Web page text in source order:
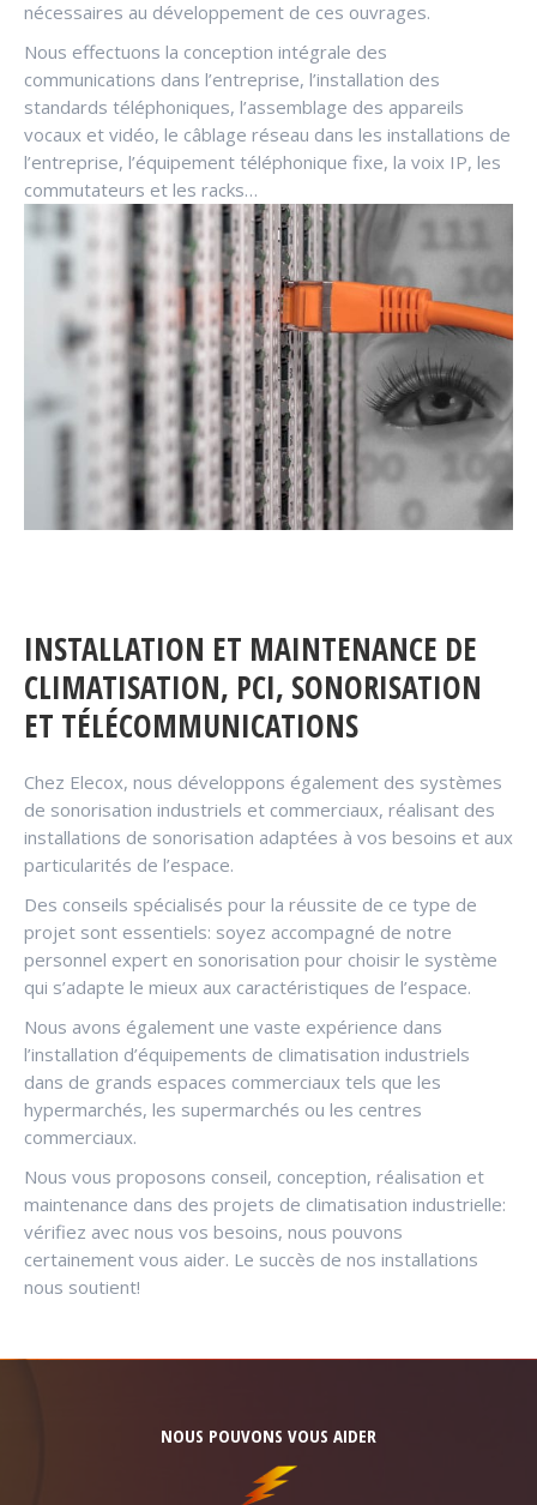
nécessaires au développement de ces ouvrages.
Nous effectuons la conception intégrale des
communications dans l’entreprise, l’installation des
standards téléphoniques, l’assemblage des appareils
vocaux et vidéo, le câblage réseau dans les installations de
l’entreprise, l’équipement téléphonique fixe, la voix IP, les
commutateurs et les racks…
INSTALLATION ET MAINTENANCE DE
CLIMATISATION, PCI, SONORISATION
ET TÉLÉCOMMUNICATIONS
Chez Elecox, nous développons également des systèmes
de sonorisation industriels et commerciaux, réalisant des
installations de sonorisation adaptées à vos besoins et aux
particularités de l’espace.
Des conseils spécialisés pour la réussite de ce type de
projet sont essentiels: soyez accompagné de notre
personnel expert en sonorisation pour choisir le système
qui s’adapte le mieux aux caractéristiques de l’espace.
Nous avons également une vaste expérience dans
l’installation d’équipements de climatisation industriels
dans de grands espaces commerciaux tels que les
hypermarchés, les supermarchés ou les centres
commerciaux.
Nous vous proposons conseil, conception, réalisation et
maintenance dans des projets de climatisation industrielle:
vérifiez avec nous vos besoins, nous pouvons
certainement vous aider. Le succès de nos installations
nous soutient!
NOUS POUVONS VOUS AIDER